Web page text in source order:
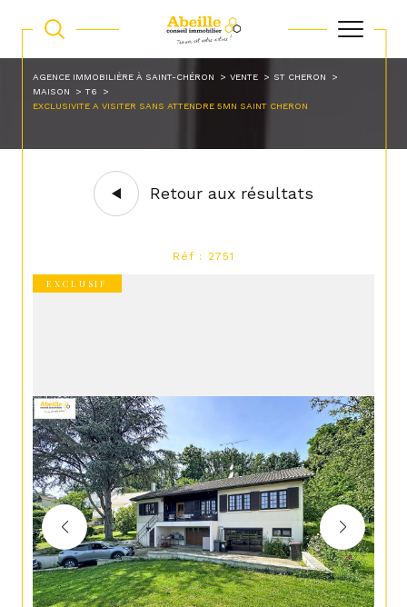
AGENCE IMMOBILIÈRE À SAINT-CHÉRON VENTE
ST CHERON
MAISON
T6
EXCLUSIVITE A VISITER SANS ATTENDRE 5MN SAINT CHERON
Retour aux résultats
Réf : 2751
EXCLUSIF